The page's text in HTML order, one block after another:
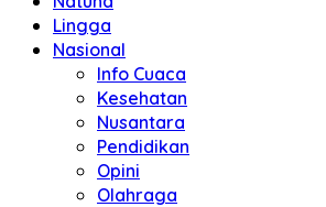
Lingga
Nasional
Info Cuaca
Kesehatan
Nusantara
Pendidikan
Opini
Olahraga